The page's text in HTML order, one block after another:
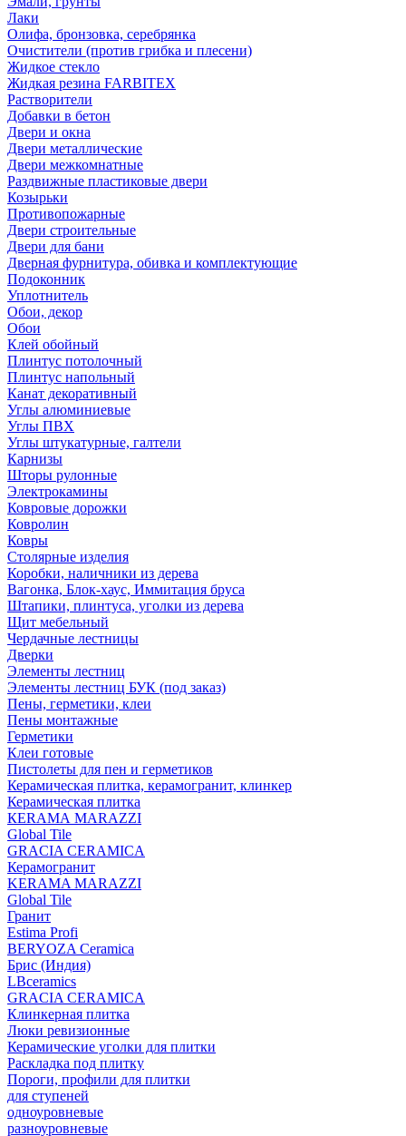
Лаки
Олифа, бронзовка, серебрянка
Очистители (против грибка и плесени)
Жидкое стекло
Жидкая резина FARBITEX
Растворители
Добавки в бетон
Двери и окна
Двери металлические
Двери межкомнатные
Раздвижные пластиковые двери
Козырьки
Противопожарные
Двери строительные
Двери для бани
Дверная фурнитура, обивка и комплектующие
Подоконник
Уплотнитель
Обои, декор
Обои
Клей обойный
Плинтус потолочный
Плинтус напольный
Канат декоративный
Углы алюминиевые
Углы ПВХ
Углы штукатурные, галтели
Карнизы
Шторы рулонные
Электрокамины
Ковровые дорожки
Ковролин
Ковры
Столярные изделия
Коробки, наличники из дерева
Вагонка, Блок-хаус, Иммитация бруса
Штапики, плинтуса, уголки из дерева
Щит мебельный
Чердачные лестницы
Дверки
Элементы лестниц
Элементы лестниц БУК (под заказ)
Пены, герметики, клеи
Пены монтажные
Герметики
Клеи готовые
Пистолеты для пен и герметиков
Керамическая плитка, керамогранит, клинкер
Керамическая плитка
КЕRАМА MARAZZI
Global Tile
GRACIA CERAMICA
Керамогранит
KERAMA MARAZZI
Global Tile
Гранит
Estima Profi
BERYOZA Ceramica
Брис (Индия)
LBceramics
GRACIA CERAMICA
Клинкерная плитка
Люки ревизионные
Керамические уголки для плитки
Раскладка под плитку
Пороги, профили для плитки
для ступеней
одноуровневые
разноуровневые